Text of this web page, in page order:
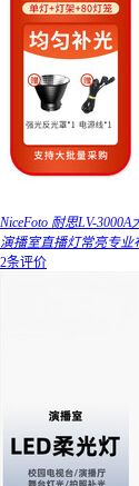
NiceFoto 耐思LV-
演播室直播灯常亮专业
2条评价